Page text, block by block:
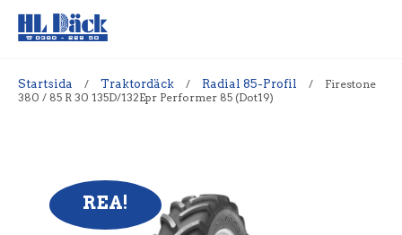
Startsida / Traktordäck / Radial 85-Profil /
Firestone
380 / 85 R 30 135D/132Epr Performer 85 (Dot19)
REA!